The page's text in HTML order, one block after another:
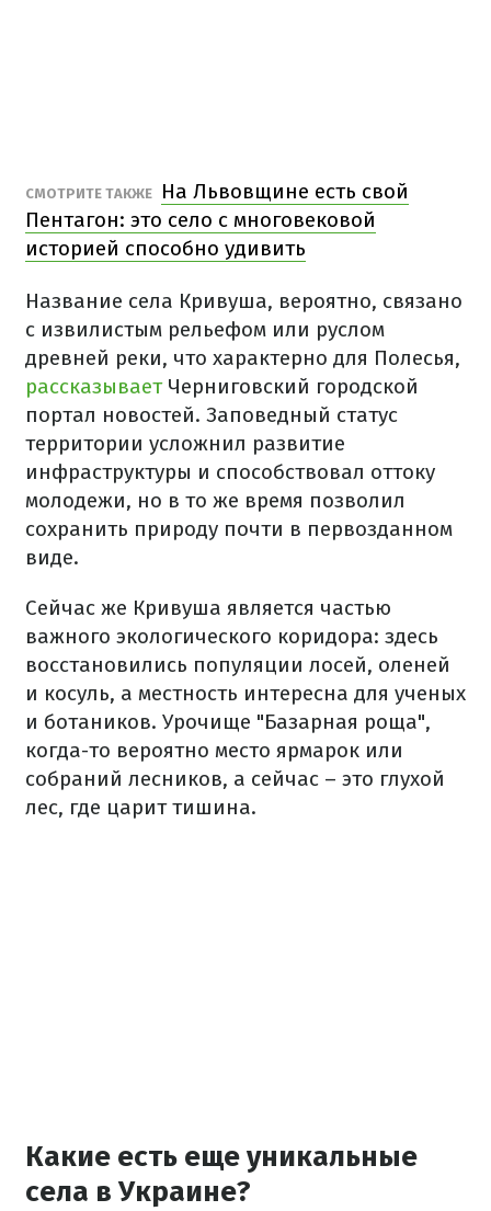
СМОТРИТЕ ТАКЖЕ
На Львовщине есть свой
Пентагон: это село с многовековой
историей способно удивить
Название села Кривуша, вероятно, связано
с извилистым рельефом или руслом
древней реки, что характерно для Полесья,
рассказываетЧерниговский городской
портал новостей. Заповедный статус
территории усложнил развитие
инфраструктуры и способствовал оттоку
молодежи, но в то же время позволил
сохранить природу почти в первозданном
виде.
Сейчас же Кривуша является частью
важного экологического коридора: здесь
восстановились популяции лосей, оленей
и косуль, а местность интересна для ученых
и ботаников. Урочище "Базарная роща",
когда-то вероятно место ярмарок или
собраний лесников, а сейчас – это глухой
лес, где царит тишина.
Какие есть еще уникальные
села в Украине?